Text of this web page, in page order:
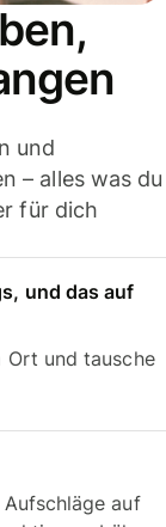
und
– alles was du
für dich
und das auf
Ort und tausche
auf